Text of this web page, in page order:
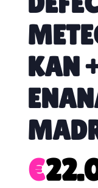
KAN
€